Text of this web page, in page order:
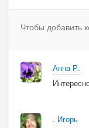
Чтобы добавить
Анна Р.
. Игорь